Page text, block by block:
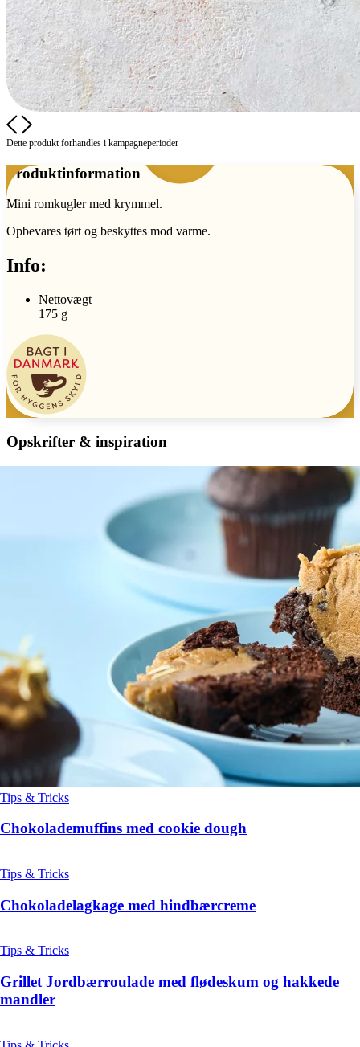
Dette produkt forhandles i kampagne­perioder
Produktinformation
Mini romkugler med krymmel.
Opbevares tørt og beskyttes mod varme.
Info:
Nettovægt
175 g
Opskrifter & inspiration
Tips & Tricks
Chokolademuffins med cookie dough
Tips & Tricks
Chokoladelagkage med hindbærcreme
Tips & Tricks
Grillet Jordbærroulade med flødeskum og hakkede
mandler